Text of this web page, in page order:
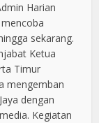
Harian
sekarang.
Ketua
Timur
mengemban
dengan
Kegiatan